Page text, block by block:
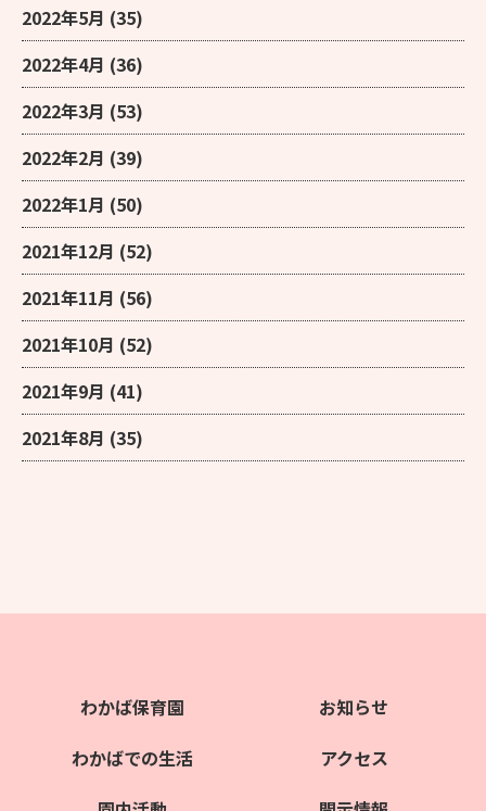
2022年5月 (35)
2022年4月 (36)
2022年3月 (53)
2022年2月 (39)
2022年1月 (50)
2021年12月 (52)
2021年11月 (56)
2021年10月 (52)
2021年9月 (41)
2021年8月 (35)
わかば保育園
わかばでの生活
お知らせ
アクセス